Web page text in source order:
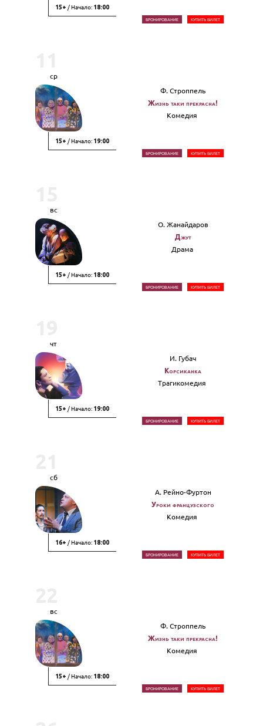
15+ / Начало: 18:00
БРОНИРОВАНИЕ КУПИТЬ БИЛЕТ
ср
15+ / Начало: 19:00
Ф. Строппель
Жизнь таки прекрасна!
Комедия
БРОНИРОВАНИЕ КУПИТЬ БИЛЕТ
вс
15+ / Начало: 18:00
О. Жанайдаров
Джут
Драма
БРОНИРОВАНИЕ КУПИТЬ БИЛЕТ
чт
15+ / Начало: 19:00
И. Губач
Корсиканка
Трагикомедия
БРОНИРОВАНИЕ КУПИТЬ БИЛЕТ
сб
16+ / Начало: 18:00
А. Рейно-Фуртон
Уроки французского
Комедия
БРОНИРОВАНИЕ КУПИТЬ БИЛЕТ
вс
15+ / Начало: 18:00
Ф. Строппель
Жизнь таки прекрасна!
Комедия
БРОНИРОВАНИЕ КУПИТЬ БИЛЕТ